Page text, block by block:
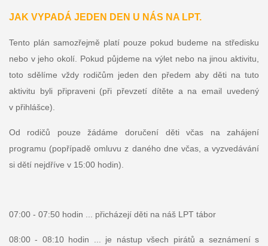
JAK VYPADÁ JEDEN DEN U NÁS NA LPT.
Tento plán samozřejmě platí pouze pokud budeme na středisku
nebo v jeho okolí. Pokud půjdeme na výlet nebo na jinou aktivitu,
toto sdělíme vždy rodičům jeden den předem aby děti na tuto
aktivitu byli připraveni (při převzetí dítěte a na email uvedený
v přihlášce).
Od rodičů pouze žádáme doručení děti včas na zahájení
programu (popřípadě omluvu z daného dne včas, a vyzvedávání
si dětí nejdříve v 15:00 hodin).
07:00 - 07:50 hodin ... přicházejí děti na náš LPT tábor
08:00 - 08:10 hodin ... je nástup všech pirátů a seznámení s